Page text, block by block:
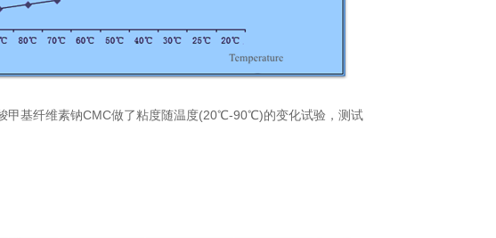
甲基纤维素钠CMC做了粘度随温度(20℃-90℃)的变化试验，测试